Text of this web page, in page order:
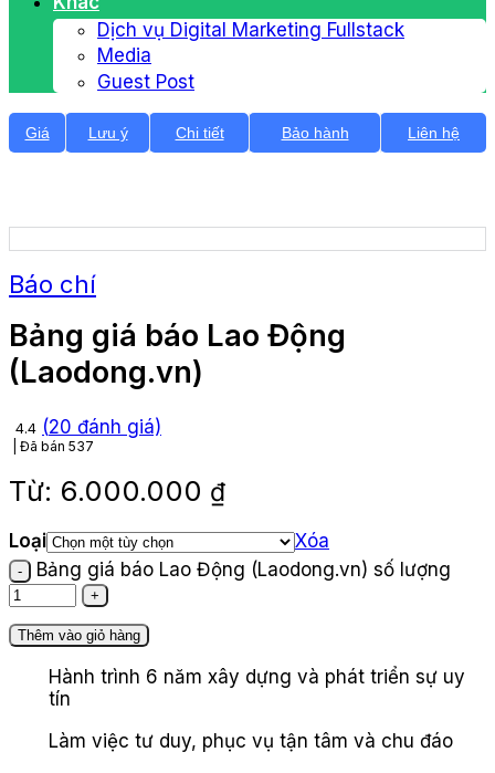
Dịch vụ Digital Marketing Fullstack
Media
Guest Post
Giá Lưu ý Chi tiết Bảo hành Liên hệ
Báo chí
Bảng giá báo Lao Động
(Laodong.vn)
4.4 (20 đánh giá)
Đã bán 537
Từ: 6.000.000 ₫
Loại
Xóa
Bảng giá báo Lao Động (Laodong.vn) số lượng
Thêm vào giỏ hàng
Hành trình 6 năm xây dựng và phát triển sự uy
tín
Làm việc tư duy, phục vụ tận tâm và chu đáo